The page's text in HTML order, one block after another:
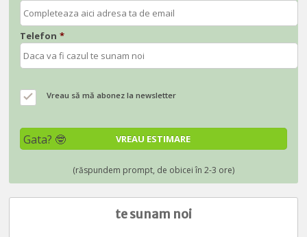
Telefon *
Vreau să mă abonez la newsletter
te sunam noi